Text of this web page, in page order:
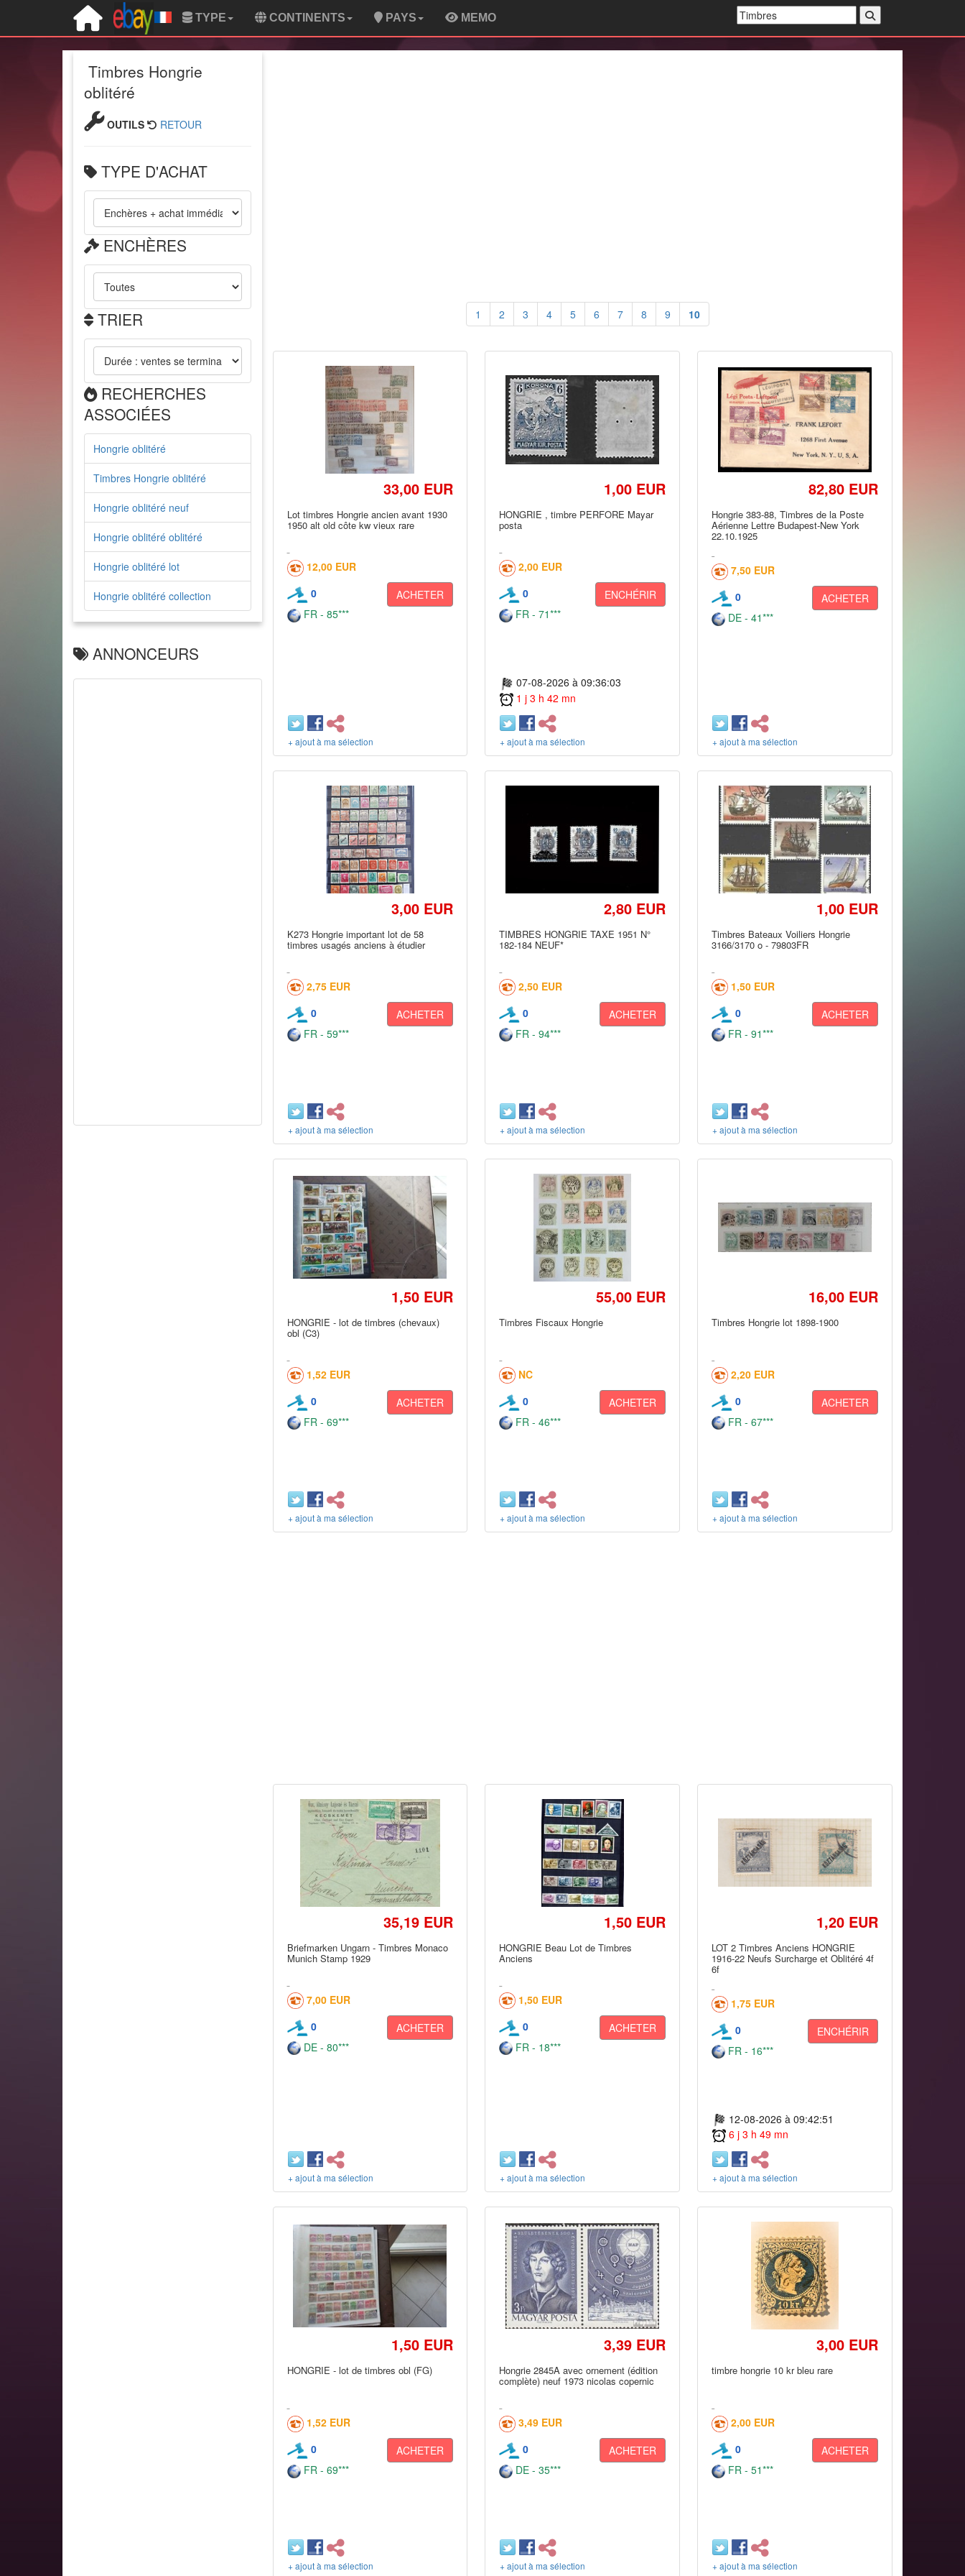
TYPE CONTINENTS PAYS MEMO
Timbres Hongrie
oblitéré
OUTILS RETOUR
TYPE D'ACHAT
ENCHÈRES
TRIER
RECHERCHES
ASSOCIÉES
Hongrie oblitéré
Timbres Hongrie oblitéré
Hongrie oblitéré neuf
Hongrie oblitéré oblitéré
Hongrie oblitéré lot
Hongrie oblitéré collection
ANNONCEURS
1 2 3 4 5 6 7 8 9 10
33,00 EUR
Lot timbres Hongrie ancien avant 1930
1950 alt old côte kw vieux rare
12,00 EUR
0
ACHETER
FR - 85***
+ ajout à ma sélection
1,00 EUR
HONGRIE , timbre PERFORE Mayar
posta
2,00 EUR
0
ENCHÉRIR
FR - 71***
07-08-2026 à 09:36:03
1 j 3 h 42 mn
+ ajout à ma sélection
82,80 EUR
Hongrie 383-88, Timbres de la Poste
Aérienne Lettre Budapest-New York
22.10.1925
7,50 EUR
0
ACHETER
DE - 41***
+ ajout à ma sélection
3,00 EUR
K273 Hongrie important lot de 58
timbres usagés anciens à étudier
2,75 EUR
0
ACHETER
FR - 59***
+ ajout à ma sélection
2,80 EUR
TIMBRES HONGRIE TAXE 1951 N°
182-184 NEUF*
2,50 EUR
0
ACHETER
FR - 94***
+ ajout à ma sélection
1,00 EUR
Timbres Bateaux Voiliers Hongrie
3166/3170 o - 79803FR
1,50 EUR
0
ACHETER
FR - 91***
+ ajout à ma sélection
1,50 EUR
HONGRIE - lot de timbres (chevaux)
obl (C3)
1,52 EUR
0
ACHETER
FR - 69***
+ ajout à ma sélection
55,00 EUR
Timbres Fiscaux Hongrie
NC
0
ACHETER
FR - 46***
+ ajout à ma sélection
16,00 EUR
Timbres Hongrie lot 1898-1900
2,20 EUR
0
ACHETER
FR - 67***
+ ajout à ma sélection
35,19 EUR
Briefmarken Ungarn - Timbres Monaco
Munich Stamp 1929
7,00 EUR
0
ACHETER
DE - 80***
+ ajout à ma sélection
1,50 EUR
HONGRIE Beau Lot de Timbres
Anciens
1,50 EUR
0
ACHETER
FR - 18***
+ ajout à ma sélection
1,20 EUR
LOT 2 Timbres Anciens HONGRIE
1916-22 Neufs Surcharge et Oblitéré 4f
6f
1,75 EUR
0
ENCHÉRIR
FR - 16***
12-08-2026 à 09:42:51
6 j 3 h 49 mn
+ ajout à ma sélection
1,50 EUR
HONGRIE - lot de timbres obl (FG)
1,52 EUR
0
ACHETER
FR - 69***
+ ajout à ma sélection
3,39 EUR
Hongrie 2845A avec ornement (édition
complète) neuf 1973 nicolas copernic
3,49 EUR
0
ACHETER
DE - 35***
+ ajout à ma sélection
3,00 EUR
timbre hongrie 10 kr bleu rare
2,00 EUR
0
ACHETER
FR - 51***
+ ajout à ma sélection